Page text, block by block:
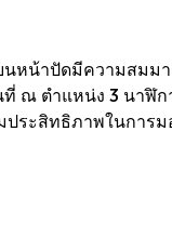
นหน้าปัดมีความสมม
ณ ตำแหน่ง 3 นาฬิก
ประสิทธิภาพในการ